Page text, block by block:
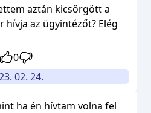
aztán kicsörgött a
az ügyintézőt? Elég
0
02. 24.
ha én hívtam volna fel